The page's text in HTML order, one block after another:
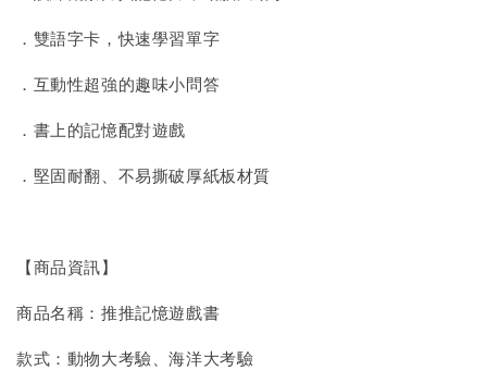
．雙語字卡，快速學習單字
．互動性超強的趣味小問答
．書上的記憶配對遊戲
．堅固耐翻、不易撕破厚紙板材質
【商品資訊】
商品名稱：推推記憶遊戲書
款式：動物大考驗、海洋大考驗